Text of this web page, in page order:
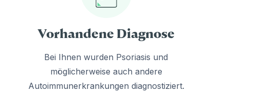
Vorhandene Diagnose
Bei Ihnen wurden Psoriasis und
möglicherweise auch andere
Autoimmunerkrankungen diagnostiziert.